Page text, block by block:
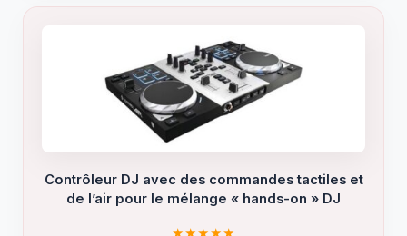
Contrôleur DJ avec des commandes tactiles et
de l’air pour le mélange « hands-on » DJ